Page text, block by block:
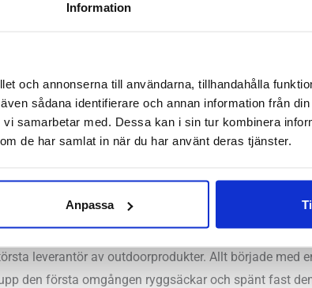
Information
och annonserna till användarna, tillhandahålla
sådana identifierare och annan information från
samarbetar med. Dessa kan i sin tur kombinera
de har samlat in när du har använt deras tjänster.
Anpassa
leverantör av outdoorprodukter. Allt började med
den första omgången ryggsäckar och spänt fast